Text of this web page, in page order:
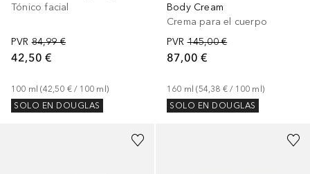
Tónico facial
PVR 84,99 €
42,50 €
100 ml (42,50 € / 100 ml)
SOLO EN DOUGLAS
Body Cream
Crema para el cuerpo
PVR 145,00 €
87,00 €
160 ml (54,38 € / 100 ml)
SOLO EN DOUGLAS